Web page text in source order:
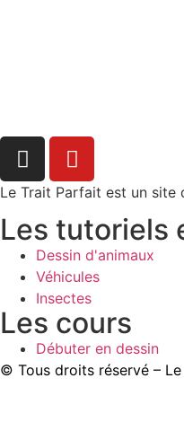
Le Trait Parfait est un site
Les tutoriels
Dessin d'animaux
Véhicules
Insectes
Les cours
Débuter en dessin
© Tous droits réservé –